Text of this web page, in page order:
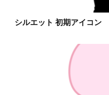
シルエット 初期アイコン